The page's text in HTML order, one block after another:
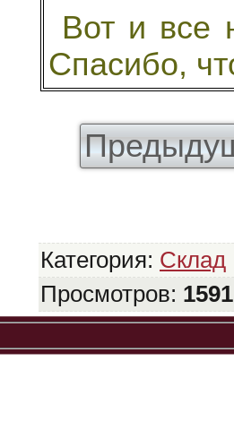
Вот и все
Спасибо,
Категория: Склад
Просмотров: 1591